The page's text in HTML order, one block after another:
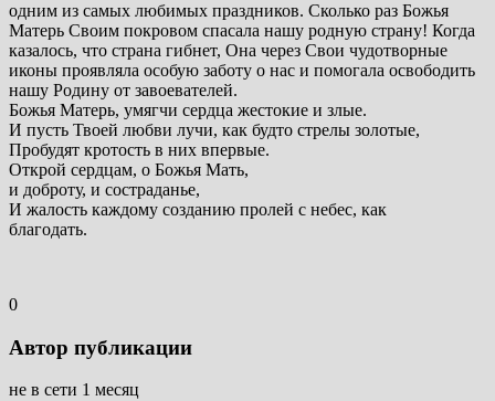
одним из самых любимых праздников. Сколько раз Божья
Матерь Своим покровом спасала нашу родную страну! Когда
казалось, что страна гибнет, Она через Свои чудотворные
иконы проявляла особую заботу о нас и помогала освободить
нашу Родину от завоевателей.
Божья Матерь, умягчи сердца жестокие и злые.
И пусть Твоей любви лучи, как будто стрелы золотые,
Пробудят кротость в них впервые.
Открой сердцам, о Божья Мать,
и доброту, и состраданье,
И жалость каждому созданию пролей с небес, как
благодать.
0
Автор публикации
не в сети 1 месяц